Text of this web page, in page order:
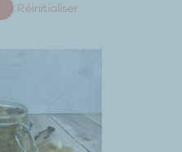
Réinitialiser